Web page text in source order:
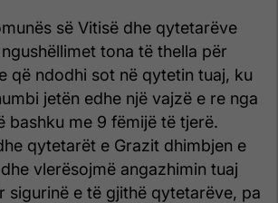
së Vitisë dhe qytetarëve
tona të thella për
që ndodhi sot në qytetin tuaj, ku
jetën edhe një vajzë e re nga
bashku me 9 fëmijë të tjerë.
qytetarët e Grazit dhimbjen e
vlerësojmë angazhimin tuaj
sigurinë e të gjithë qytetarëve, pa